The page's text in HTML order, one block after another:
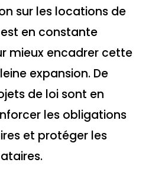
sur les locations de
en constante
mieux encadrer cette
expansion. De
de loi sont en
les obligations
et protéger les